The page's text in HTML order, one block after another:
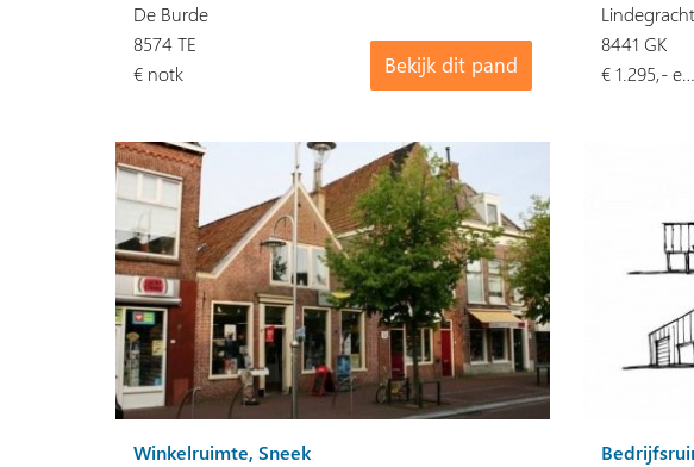
De Burde
Bekijk dit pand
8574 TE
€ notk
8441 GK
€ 1.295,- e…
Winkelruimte, Sneek